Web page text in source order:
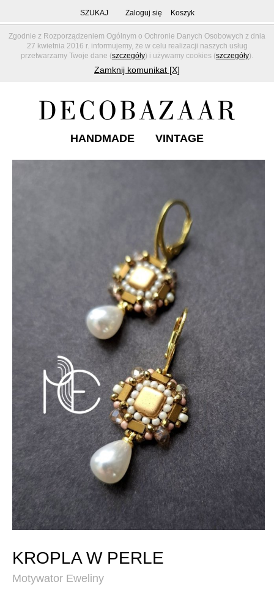
Zgodnie z Rozporządzeniem Ogólnym o Ochronie Danych Osobowych z dnia
27 kwietnia 2016 r. informujemy, że w celu realizacji naszych usług
przetwarzamy Twoje dane (szczegóły) i używamy cookies (szczegóły).
Zamknij komunikat [X]
SZUKAJ Zaloguj się Koszyk
HANDMADE VINTAGE
KROPLA W PERLE
Motywator Eweliny